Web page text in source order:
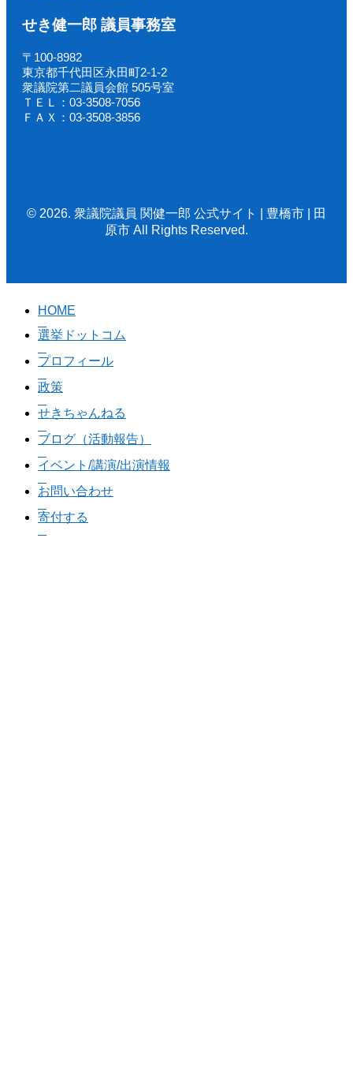
せき健一郎 議員事務室
〒100-8982
東京都千代田区永田町2-1-2
衆議院第二議員会館 505号室
ＴＥＬ：03-3508-7056
ＦＡＸ：03-3508-3856
© 2026. 衆議院議員 関健一郎 公式サイト | 豊橋市 | 田
原市 All Rights Reserved.
HOME
選挙ドットコム
プロフィール
政策
せきちゃんねる
ブログ（活動報告）
イベント/講演/出演情報
お問い合わせ
寄付する